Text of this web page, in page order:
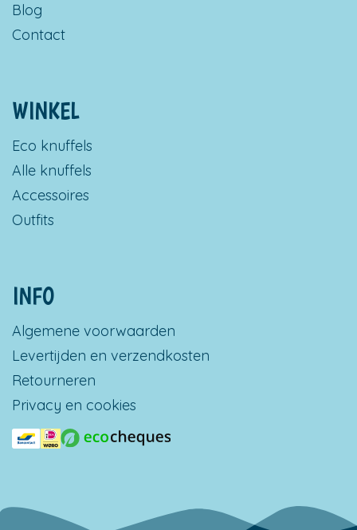
Blog
Contact
WINKEL
Eco knuffels
Alle knuffels
Accessoires
Outfits
INFO
Algemene voorwaarden
Levertijden en verzendkosten
Retourneren
Privacy en cookies